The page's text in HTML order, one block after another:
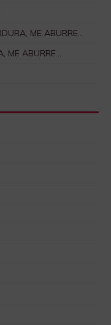
ME ABURRE…
ME ABURRE…